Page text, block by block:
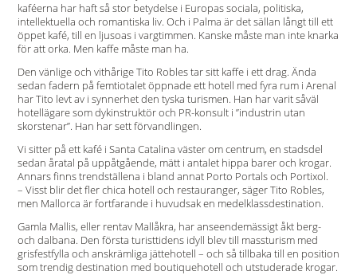
kaféerna har haft så stor betydelse i Europas sociala, politiska,
intellektuella och romantiska liv. Och i Palma är det sällan långt till ett
öppet kafé, till en ljusoas i vargtimmen. Kanske måste man inte knarka
för att orka. Men kaffe måste man ha.
Den vänlige och vithårige Tito Robles tar sitt kaffe i ett drag. Ända
sedan fadern på femtiotalet öppnade ett hotell med fyra rum i Arenal
har Tito levt av i synnerhet den tyska turismen. Han har varit såväl
hotellägare som dykinstruktör och PR-konsult i ”industrin utan
skorstenar”. Han har sett förvandlingen.
Vi sitter på ett kafé i Santa Catalina väster om centrum, en stadsdel
sedan åratal på uppåtgående, mätt i antalet hippa barer och krogar.
Annars finns trendställena i bland annat Porto Portals och Portixol.
– Visst blir det fler chica hotell och restauranger, säger Tito Robles,
men Mallorca är fortfarande i huvudsak en medelklassdestination.
Gamla Mallis, eller rentav Mallåkra, har anseendemässigt åkt berg-
och dalbana. Den första turisttidens idyll blev till massturism med
grisfestfylla och anskrämliga jättehotell – och så tillbaka till en position
som trendig destination med boutiquehotell och utstuderade krogar.